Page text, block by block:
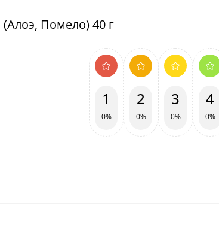
Помело) 40 г
1
0%
2
0%
3
0%
4
0%